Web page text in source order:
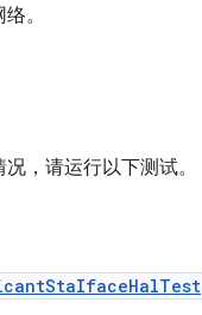
。
，请运行以下测试。